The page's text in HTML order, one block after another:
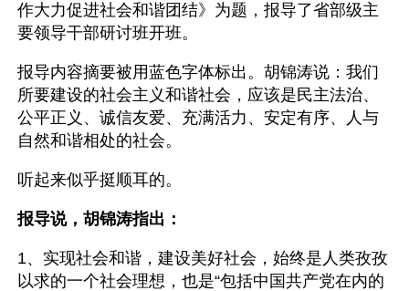
作大力促进社会和谐团结》为题，报导了省部级主
要领导干部研讨班开班。
报导内容摘要被用蓝色字体标出。胡锦涛说：我们
所要建设的社会主义和谐社会，应该是民主法治、
公平正义、诚信友爱、充满活力、安定有序、人与
自然和谐相处的社会。
听起来似乎挺顺耳的。
报导说，胡锦涛指出：
1、实现社会和谐，建设美好社会，始终是人类孜孜
以求的一个社会理想，也是“包括中国共产党在内的